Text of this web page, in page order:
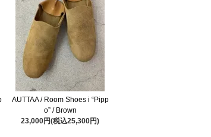
AUTTAA / Room Shoes i “Pipp
o” / Brown
23,000円(税込25,300円)